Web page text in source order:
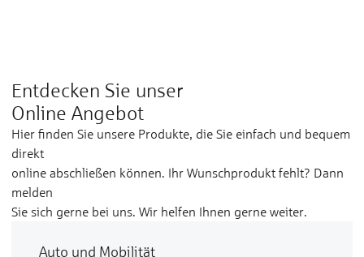
Entdecken Sie unser
Online Angebot
Hier finden Sie unsere Produkte, die Sie einfach und bequem
direkt
online abschließen können. Ihr Wunschprodukt fehlt? Dann
melden
Sie sich gerne bei uns. Wir helfen Ihnen gerne weiter.
Auto und Mobilität